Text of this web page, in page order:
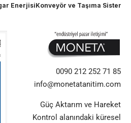
EnerjisiKonveyör ve Taşıma
0090 212 252 71 85
info@monetatanitim.com
Güç Aktarım ve Hareket
Kontrol alanındaki küresel